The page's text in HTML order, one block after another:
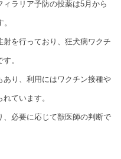
ラリア予防の投薬は5月から
を行っており、狂犬病ワクチ
。
り、利用にはワクチン接種や
ています。
必要に応じて獣医師の判断で